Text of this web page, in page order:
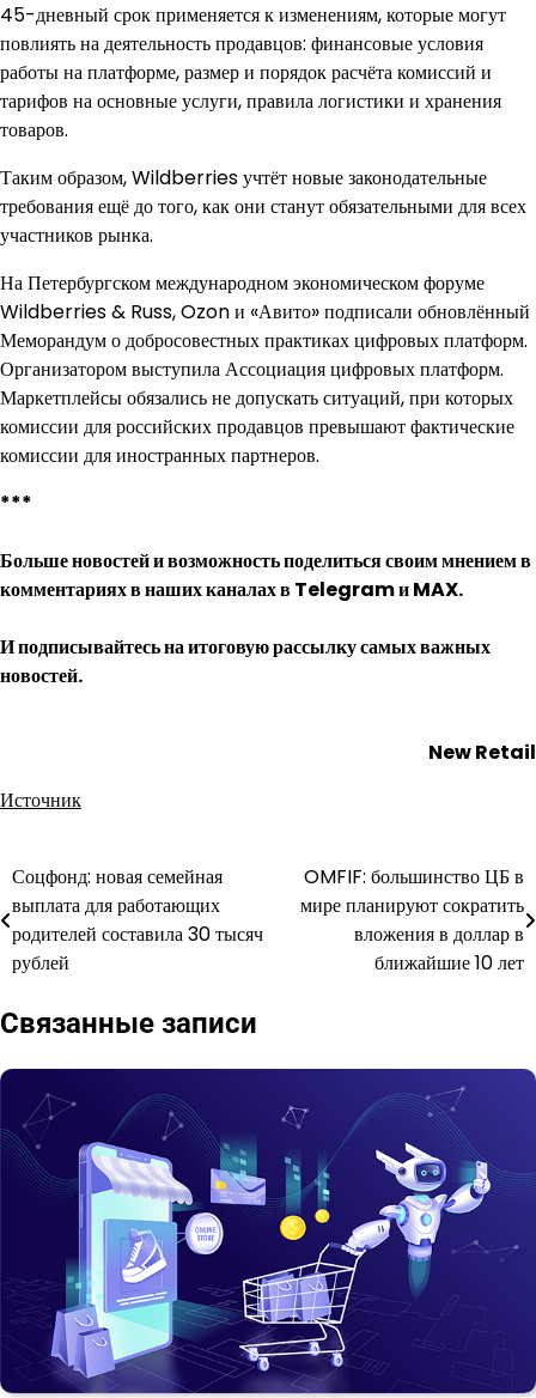
45-дневный срок применяется к изменениям, которые могут
повлиять на деятельность продавцов: финансовые условия
работы на платформе, размер и порядок расчёта комиссий и
тарифов на основные услуги, правила логистики и хранения
товаров.
Таким образом, Wildberries учтёт новые законодательные
требования ещё до того, как они станут обязательными для всех
участников рынка.
На Петербургском международном экономическом форуме
Wildberries & Russ, Ozon и «Авито» подписали обновлённый
Меморандум о добросовестных практиках цифровых платформ.
Организатором выступила Ассоциация цифровых платформ.
Маркетплейсы обязались не допускать ситуаций, при которых
комиссии для российских продавцов превышают фактические
комиссии для иностранных партнеров.
***
Больше новостей и возможность поделиться своим мнением в
комментариях в наших каналах вTelegramиMAX.
Иподписывайтесьна итоговую рассылку самых важных
новостей.
New Retail
Источник
Навигация
по
записям
Соцфонд: новая семейная
выплата для работающих
родителей составила 30 тысяч
рублей
OMFIF: большинство ЦБ в
мире планируют сократить
вложения в доллар в
ближайшие 10 лет
Связанные записи